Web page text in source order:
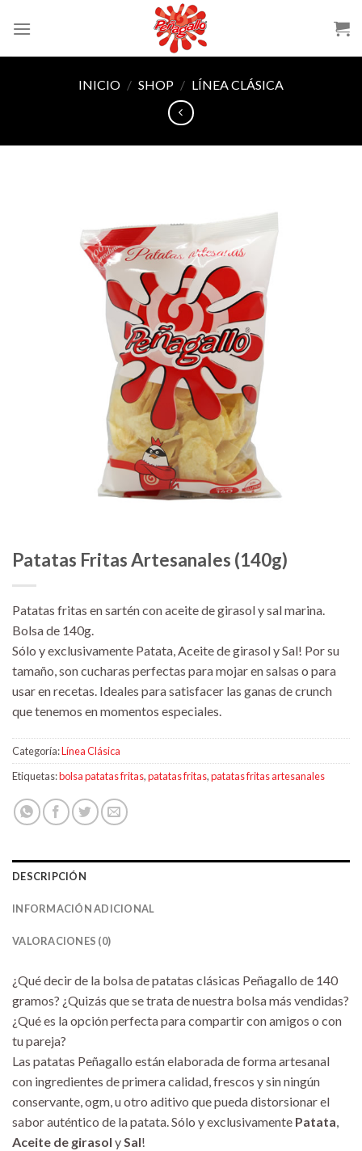
INICIO / SHOP / LÍNEA CLÁSICA
Patatas Fritas Artesanales (140g)
Patatas fritas en sartén con aceite de girasol y sal marina.
Bolsa de 140g.
Sólo y exclusivamente Patata, Aceite de girasol y Sal! Por su
tamaño, son cucharas perfectas para mojar en salsas o para
usar en recetas. Ideales para satisfacer las ganas de crunch
que tenemos en momentos especiales.
Categoría:Línea Clásica
Etiquetas:bolsa patatas fritas,patatas fritas,patatas fritas artesanales
DESCRIPCIÓN
INFORMACIÓN ADICIONAL
VALORACIONES (0)
¿Qué decir de la bolsa de patatas clásicas Peñagallo de 140
gramos? ¿Quizás que se trata de nuestra bolsa más vendidas?
¿Qué es la opción perfecta para compartir con amigos o con
tu pareja?
Las patatas Peñagallo están elaborada de forma artesanal
con ingredientes de primera calidad, frescos y sin ningún
conservante, ogm, u otro aditivo que pueda distorsionar el
sabor auténtico de la patata. Sólo y exclusivamente Patata
Aceite de girasol y Sal!